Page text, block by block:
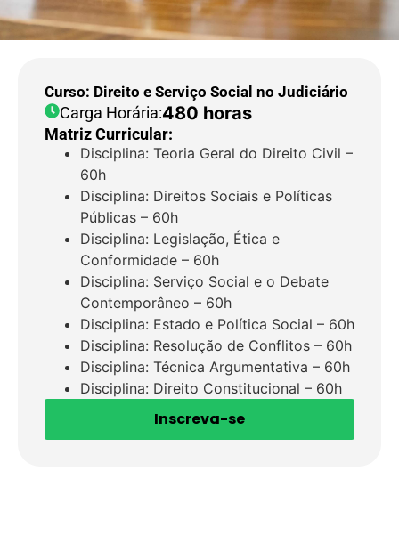
Curso: Direito e Serviço Social no Judiciário
Carga Horária:480 horas
Matriz Curricular:
Disciplina: Teoria Geral do Direito Civil –
60h
Disciplina: Direitos Sociais e Políticas
Públicas – 60h
Disciplina: Legislação, Ética e
Conformidade – 60h
Disciplina: Serviço Social e o Debate
Contemporâneo – 60h
Disciplina: Estado e Política Social – 60h
Disciplina: Resolução de Conflitos – 60h
Disciplina: Técnica Argumentativa – 60h
Disciplina: Direito Constitucional – 60h
Inscreva-se